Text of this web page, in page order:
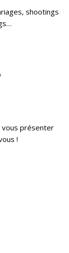
shootings
vous présenter
!